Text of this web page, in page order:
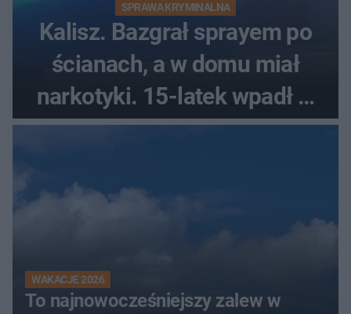
SPRAWA KRYMINALNA
Kalisz. Bazgrał sprayem po
ścianach, a w domu miał
narkotyki. 15-latek wpadł w
ręce policjantów
WAKACJE 2026
To najnowocześniejszy zalew w